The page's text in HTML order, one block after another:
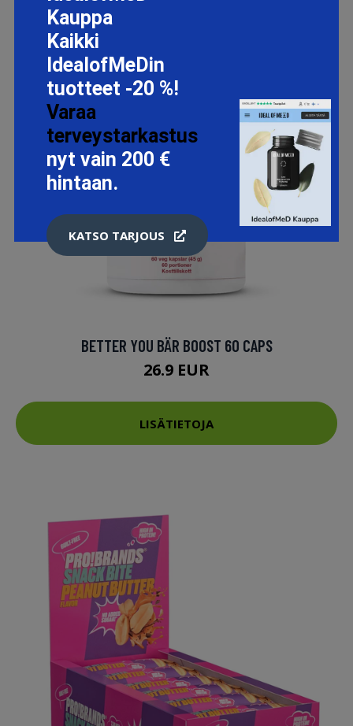
BETTER YOU BÄR BOOST 60 CAPS
26.9 EUR
LISÄTIETOJA
Kauppa
Kaikki
IdealofMeDin
tuotteet -20 %!
Varaa
terveystarkastus
nyt vain 200 €
hintaan.
KATSO TARJOUS